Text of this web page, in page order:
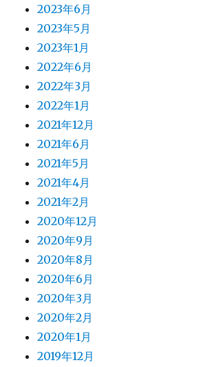
2023年6月
2023年5月
2023年1月
2022年6月
2022年3月
2022年1月
2021年12月
2021年6月
2021年5月
2021年4月
2021年2月
2020年12月
2020年9月
2020年8月
2020年6月
2020年3月
2020年2月
2020年1月
2019年12月